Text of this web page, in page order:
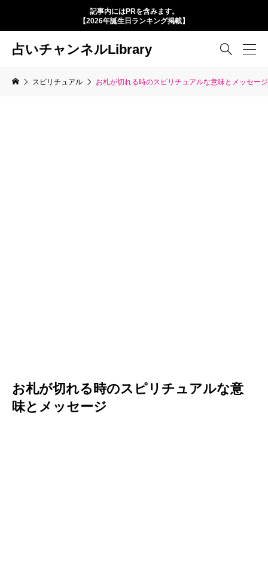
記事内にはPRを含みます。
【2026年誕生日ランキング掲載】
占いチャンネルLibrary 
スピリチュアル お札が切れる時のスピリチュアルな意味とメッセージ
お札が切れる時のスピリチュアルな意
味とメッセージ